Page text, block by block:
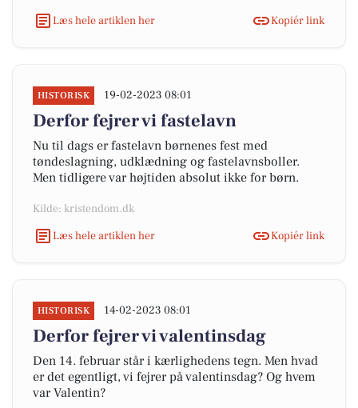
Læs hele artiklen her
Kopiér link
HISTORISK 19-02-2023 08:01
Derfor fejrer vi fastelavn
Nu til dags er fastelavn børnenes fest med
tøndeslagning, udklædning og fastelavnsboller.
Men tidligere var højtiden absolut ikke for børn.
Kilde: kristendom.dk
Læs hele artiklen her
Kopiér link
HISTORISK 14-02-2023 08:01
Derfor fejrer vi valentinsdag
Den 14. februar står i kærlighedens tegn. Men hvad
er det egentligt, vi fejrer på valentinsdag? Og hvem
var Valentin?